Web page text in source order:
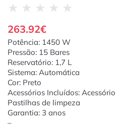
★ ★ ★ ★ ★
263.92€
Potência: 1450 W
Pressão: 15 Bares
Reservatório: 1,7 L
Sistema: Automática
Cor: Preto
Acessórios Incluídos:
Pastilhas de limpeza
Garantia: 3 anos
–